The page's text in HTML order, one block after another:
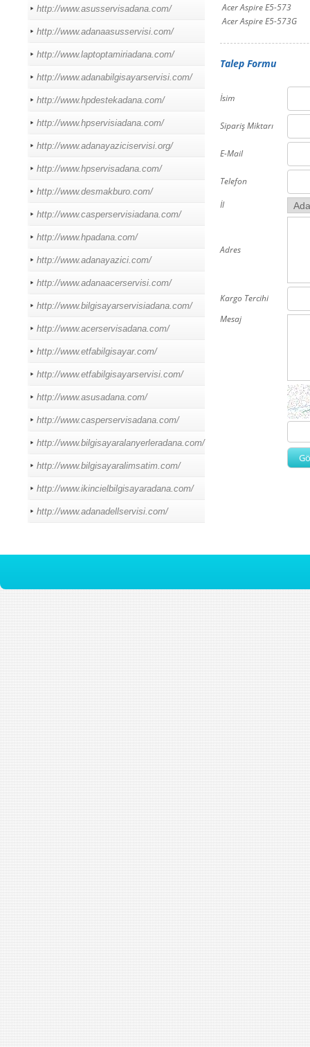
http://www.asusservisadana.com/
http://www.adanaasusservisi.com/
http://www.laptoptamiriadana.com/
http://www.adanabilgisayarservisi.com/
http://www.hpdestekadana.com/
http://www.hpservisiadana.com/
http://www.adanayaziciservisi.org/
http://www.hpservisadana.com/
http://www.desmakburo.com/
http://www.casperservisiadana.com/
http://www.hpadana.com/
http://www.adanayazici.com/
http://www.adanaacerservisi.com/
http://www.bilgisayarservisiadana.com/
http://www.acerservisadana.com/
http://www.etfabilgisayar.com/
http://www.etfabilgisayarservisi.com/
http://www.asusadana.com/
http://www.casperservisadana.com/
http://www.bilgisayaralanyerleradana.com/
http://www.bilgisayaralimsatim.com/
http://www.ikincielbilgisayaradana.com/
http://www.adanadellservisi.com/
Acer Aspire E5-573
Acer Aspire E5-573G
Talep Formu
İsim
Sipariş Miktarı
E-Mail
Telefon
İl
Adres
Kargo Tercihi
Mesaj